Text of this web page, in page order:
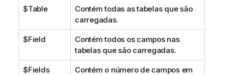
$Table
Contém todas as tabelas que são
carregadas.
$Field
Contém todos os campos nas
tabelas que são carregadas.
$Fields
Contém o número de campos em